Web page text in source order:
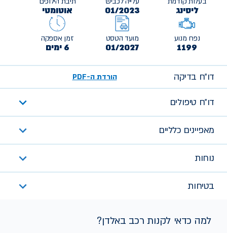
ליסינג 01/2023 אוטומטי
נפח מנוע
1199
מועד הטסט
01/2027
זמן אספקה
6 ימים
דו״ח בדיקה הורדת ה-PDF
דו״ח טיפולים
מאפיינים כלליים
נוחות
בטיחות
למה כדאי לקנות רכב באלדן?